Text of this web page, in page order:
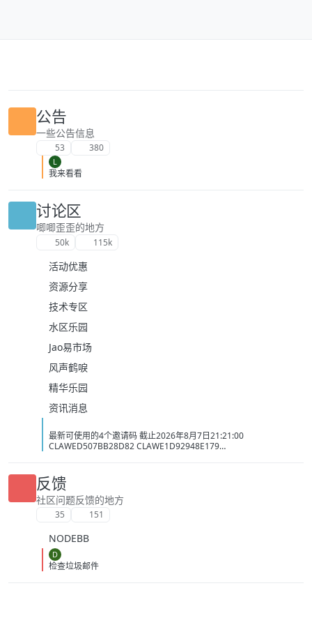
公告
一些公告信息
53 380
L
我来看看
讨论区
唧唧歪歪的地方
50k 115k
活动优惠
资源分享
技术专区
水区乐园
Jao易市场
风声鹤唳
精华乐园
资讯消息
最新可使用的4个邀请码 截止2026年8月7日21:21:00
CLAWED507BB28D82 CLAWE1D92948E179
反馈
社区问题反馈的地方
35 151
NODEBB
D
检查垃圾邮件